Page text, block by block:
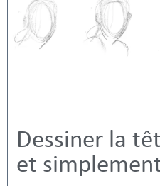
Dessiner la
et